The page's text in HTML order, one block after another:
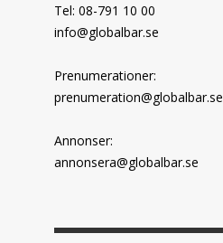
Tel: 08-791 10 00
info@globalbar.se
Prenumerationer:
prenumeration@globalbar.se
Annonser:
annonsera@globalbar.se